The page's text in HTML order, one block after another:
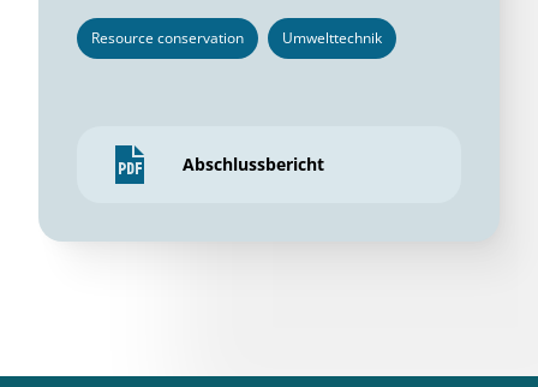
Resource conservation Umwelttechnik
Abschlussbericht